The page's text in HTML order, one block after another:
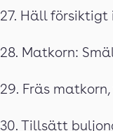
27. Häll försiktigt
28. Matkorn:
29. Fräs
30. Tillsätt